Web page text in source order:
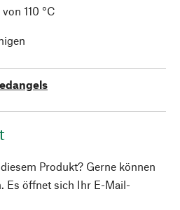
110 °C
Produkt? Gerne können
Es öffnet sich Ihr E-Mail-